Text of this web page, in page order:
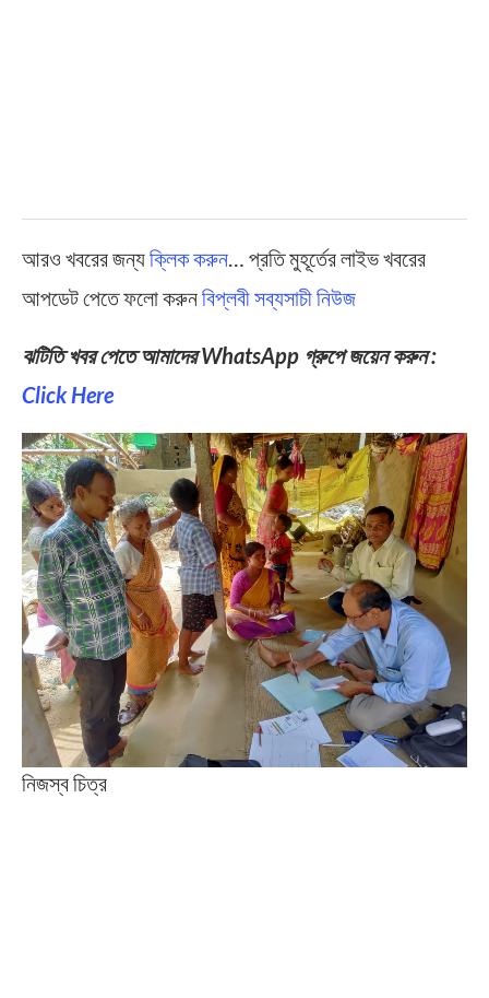
আরও খবরের জন্যক্লিক করুন… প্রতি মুহূর্তের লাইভ খবরের
আপডেট পেতে ফলো করুনবিপ্লবী সব্যসাচী নিউজ
ঝটিতি খবর পেতে আমাদের WhatsApp গ্রুপে জয়েন করুন :
Click Here
নিজস্ব চিত্র